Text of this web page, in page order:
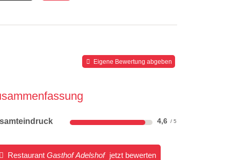
Eigene Bewertung abgeben
4,6
RestaurantGasthof Adelshof jetzt bewerten